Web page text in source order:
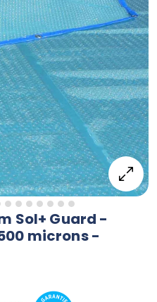
Sol+ Guard -
microns -